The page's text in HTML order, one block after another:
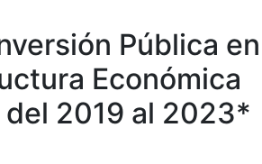
Pública en
Económica
del 2019 al 2023*